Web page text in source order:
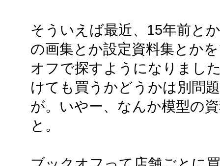
そういえば最近、15年前と
の画集とか設定資料集とか
オフで探すようになりまし
けても買うかどうかは別問
が。いやー、なんか模型の
と。